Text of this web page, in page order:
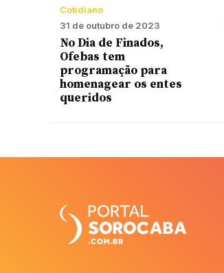
Cotidiano
31 de outubro de 2023
No Dia de Finados,
Ofebas tem
programação para
homenagear os entes
queridos